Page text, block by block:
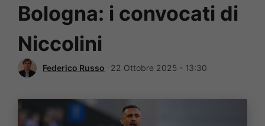
Bologna: i convocati di
Niccolini
Federico Russo 22 Ottobre 2025 - 13:30